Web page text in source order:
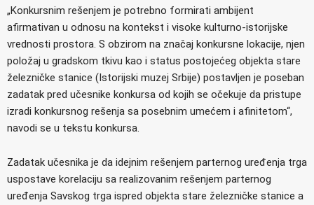
„Konkursnim rešenjem je potrebno formirati ambijent
afirmativan u odnosu na kontekst i visoke kulturno-istorijske
vrednosti prostora. S obzirom na značaj konkursne lokacije, njen
položaj u gradskom tkivu kao i status postojećeg objekta stare
železničke stanice (Istorijski muzej Srbije) postavljen je poseban
zadatak pred učesnike konkursa od kojih se očekuje da pristupe
izradi konkursnog rešenja sa posebnim umećem i afinitetom“,
navodi se u tekstu konkursa.
Zadatak učesnika je da idejnim rešenjem parternog uređenja trga
uspostave korelaciju sa realizovanim rešenjem parternog
uređenja Savskog trga ispred objekta stare železničke stanice a